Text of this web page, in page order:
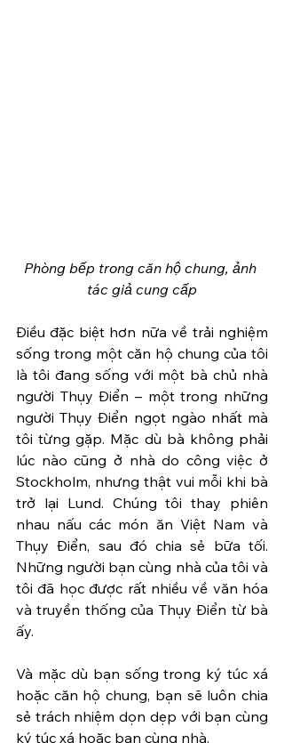
Phòng bếp trong căn hộ chung, ảnh
tác giả cung cấp
Điều đặc biệt hơn nữa về trải nghiệm
sống trong một căn hộ chung của tôi
là tôi đang sống với một bà chủ nhà
người Thụy Điển – một trong những
người Thụy Điển ngọt ngào nhất mà
tôi từng gặp. Mặc dù bà không phải
lúc nào cũng ở nhà do công việc ở
Stockholm, nhưng thật vui mỗi khi bà
trở lại Lund. Chúng tôi thay phiên
nhau nấu các món ăn Việt Nam và
Thụy Điển, sau đó chia sẻ bữa tối.
Những người bạn cùng nhà của tôi và
tôi đã học được rất nhiều về văn hóa
và truyền thống của Thụy Điển từ bà
ấy.
Và mặc dù bạn sống trong ký túc xá
hoặc căn hộ chung, bạn sẽ luôn chia
sẻ trách nhiệm dọn dẹp với bạn cùng
ký túc xá hoặc bạn cùng nhà.